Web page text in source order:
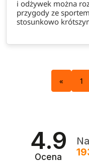
i odżywek można
przygody ze
stosunkowo
« 1
4.9
Ocena